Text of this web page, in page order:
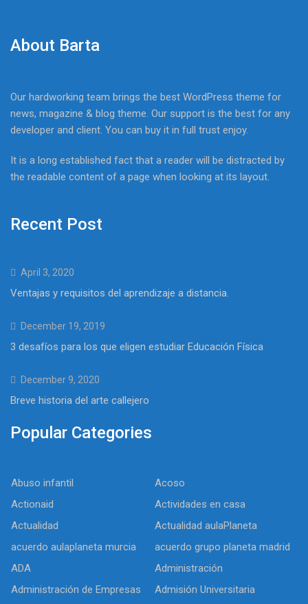
About Barta
Our hardworking team brings the best WordPress theme for
news, magazine & blog theme. Our support is the best for any
developer and client. You can buy it in full trust enjoy.
It is a long established fact that a reader will be distracted by
the readable content of a page when looking at its layout.
Recent Post
April 3, 2020
Ventajas y requisitos del aprendizaje a distancia.
December 19, 2019
3 desafíos para los que eligen estudiar Educación Física
December 9, 2020
Breve historia del arte callejero
Popular Categories
Abuso infantil
Acoso
Actionaid
Actividades en casa
Actualidad
Actualidad aulaPlaneta
acuerdo aulaplaneta murcia
acuerdo grupo planeta madrid
ADA
Administración
Administración de Empresas
Admisión Universitaria